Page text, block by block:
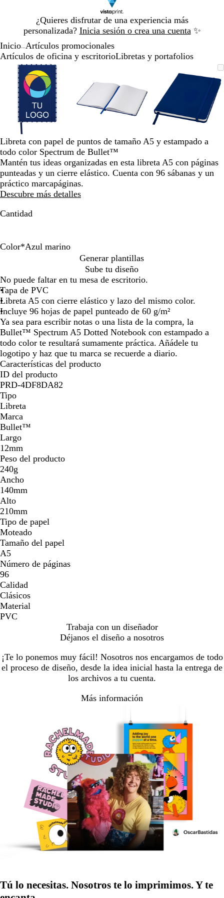
¿Quieres disfrutar de una experiencia más
personalizada? Inicia sesión o crea una cuenta ✨
1
Inicio Artículos promocionales
Artículos de oficina y escritorioLibretas y portafolios
Imagen
ampliable
Acercado
hasta
mínimo
Haz
clic
para
expandir
Utiliza
las
teclas
de
más
y
para
ampliar
y
alejar
y
las
la
mínimo
para
expandir
teclas
de
más
para
ampliar
y
alejar
imagen
ampliable
Acercado
hasta
mínimo
clic
expandir
las
y
para
y
alejar
Diapositiva
Libreta con papel de puntos de tamaño A5 y estampado a
todo color Spectrum de Bullet™
Mantén tus ideas organizadas en esta libreta A5 con páginas
punteadas y un cierre elástico. Cuenta con 96 sábanas y un
práctico marcapáginas.
Descubre más detalles
Cantidad
Color*Azul marino
g
r
o
l
i
s
o
u
l
m
a
r
i
n
o
Generar plantillas
Sube tu diseño
No puede faltar en tu mesa de escritorio.
Tapa de PVC
Libreta A5 con cierre elástico y lazo del mismo color.
Incluye 96 hojas de papel punteado de 60 g/m²
Ya sea para escribir notas o una lista de la compra, la
Bullet™ Spectrum A5 Dotted Notebook con estampado a
todo color te resultará sumamente práctica. Añádele tu
logotipo y haz que tu marca se recuerde a diario.
Características del producto
ID del producto
PRD-4DF8DA82
Tipo
Libreta
Marca
Bullet™
Largo
12mm
Peso del producto
240g
Ancho
140mm
Alto
210mm
Tipo de papel
Moteado
Tamaño del papel
A5
Número de páginas
96
Calidad
Clásicos
Material
PVC
Trabaja con un diseñador
Déjanos el diseño a nosotros
¡Te lo ponemos muy fácil! Nosotros nos encargamos de todo
el proceso de diseño, desde la idea inicial hasta la entrega de
los archivos a tu cuenta.
Más información
Tú lo necesitas. Nosotros te lo imprimimos. Y te